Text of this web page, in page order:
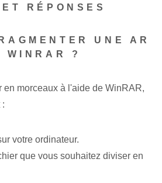
RÉPONSES
UNE AR
WINRAR ?
en morceaux à l'aide de WinRAR,
:
votre ordinateur.
que vous souhaitez diviser en